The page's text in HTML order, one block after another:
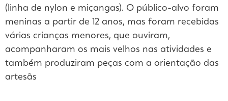
(linha de nylon e miçangas). O público-alvo foram
meninas a partir de 12 anos, mas foram recebidas
várias crianças menores, que ouviram,
acompanharam os mais velhos nas atividades e
também produziram peças com a orientação das
artesãs